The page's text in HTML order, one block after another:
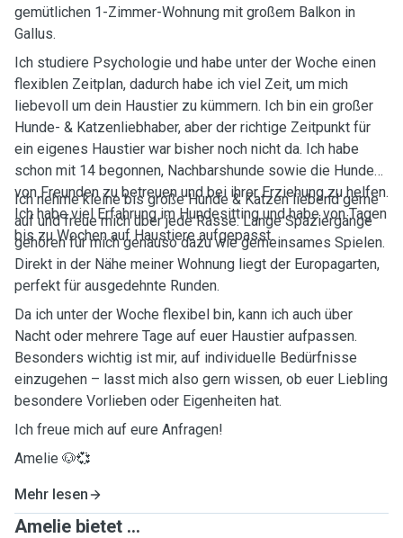
gemütlichen 1-Zimmer-Wohnung mit großem Balkon in
Gallus.
Ich studiere Psychologie und habe unter der Woche einen
flexiblen Zeitplan, dadurch habe ich viel Zeit, um mich
liebevoll um dein Haustier zu kümmern. Ich bin ein großer
Hunde- & Katzenliebhaber, aber der richtige Zeitpunkt für
ein eigenes Haustier war bisher noch nicht da. Ich habe
schon mit 14 begonnen, Nachbarshunde sowie die Hunde
von Freunden zu betreuen und bei ihrer Erziehung zu helfen.
Ich habe viel Erfahrung im Hundesitting und habe von Tagen
bis zu Wochen auf Haustiere aufgepasst.
Ich nehme kleine bis große Hunde & Katzen liebend gerne
auf und freue mich über jede Rasse. Lange Spaziergänge
gehören für mich genauso dazu wie gemeinsames Spielen.
Direkt in der Nähe meiner Wohnung liegt der Europagarten,
perfekt für ausgedehnte Runden.
Da ich unter der Woche flexibel bin, kann ich auch über
Nacht oder mehrere Tage auf euer Haustier aufpassen.
Besonders wichtig ist mir, auf individuelle Bedürfnisse
einzugehen – lasst mich also gern wissen, ob euer Liebling
besondere Vorlieben oder Eigenheiten hat.
Ich freue mich auf eure Anfragen!
Amelie 🐶💞
Mehr lesen
Amelie bietet ...